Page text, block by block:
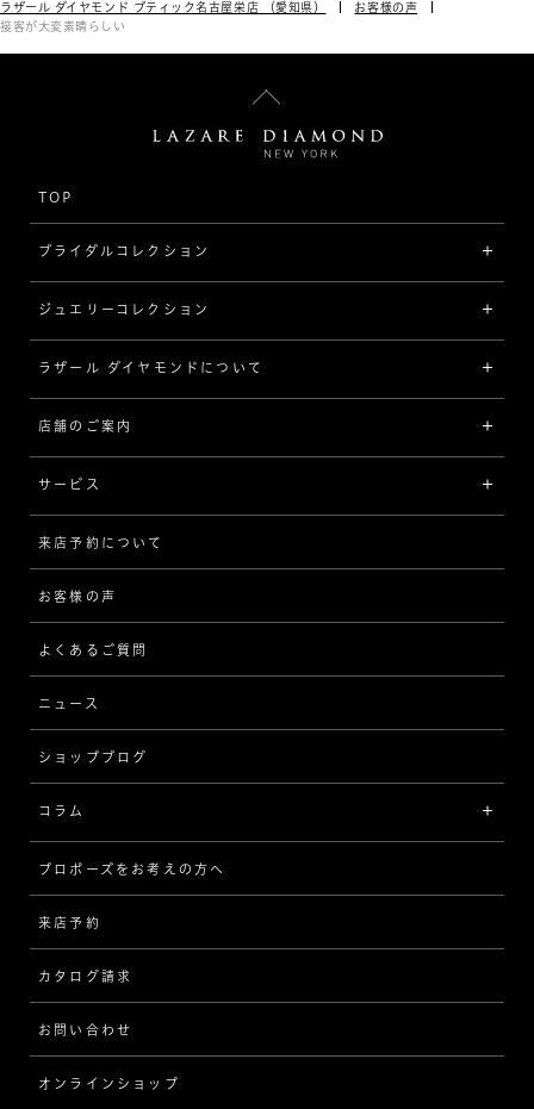
ラザール ダイヤモンド ブティック名古屋栄店 （愛知県）
お客様の声
接客が大変素晴らしい
TOP
ブライダルコレクション
婚約指輪（エンゲージリング）
[素材から選ぶ]
プラチナ
イエローゴールド
コンビネーション
[フォルムから選ぶ]
ストレート
ウェーブ
V字
[セッテイングから選ぶ]
ソリテール
ワンサイドメレ
ダブルサイドメレ
ラインメレ
ジュエリーコレクション
ジュエリーコレクショントップ
ジュエリー一覧
リング
ネックレス/ペンダント
ピアス/イヤリング
ブレスレット
ラザール ダイヤモンドについて
ラザール ダイヤモンドについて
品質
歴史
企業の取り組み
店舗のご案内
サービス
サービスについて
アフターサービス
MESSAGE IN DIAMOND
品質保証
ブライダルアイテム
来店予約について
お客様の声
よくあるご質問
ニュース
ショップブログ
コラム
インタビュー
指輪
ダイヤモンド
プロポーズ
結婚式
プロポーズをお考えの方へ
来店予約
カタログ請求
お問い合わせ
オンラインショップ